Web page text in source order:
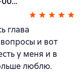
глава
и вот
у меня и в
люблю.